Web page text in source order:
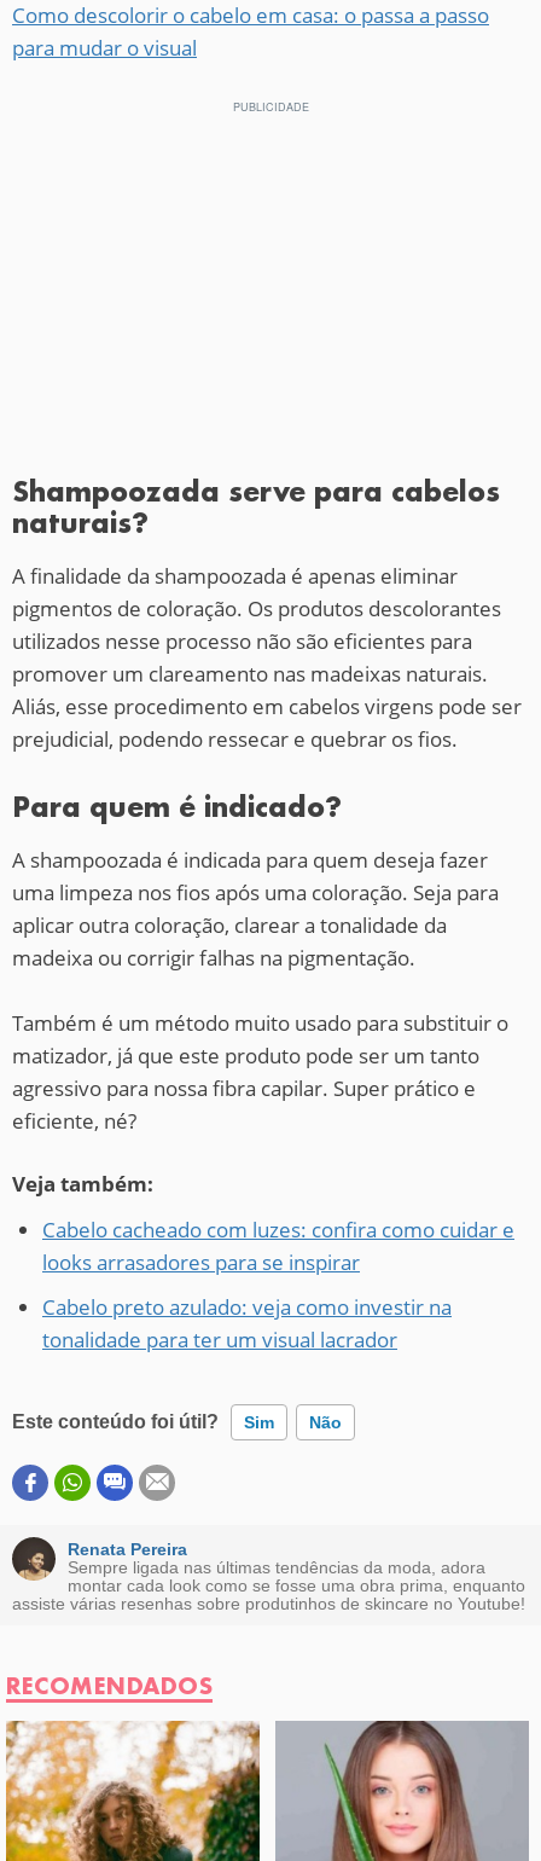
Como descolorir o cabelo em casa: o passa a passo
para mudar o visual
Shampoozada serve para cabelos
naturais?
A finalidade da shampoozada é apenas eliminar
pigmentos de coloração. Os produtos descolorantes
utilizados nesse processo não são eficientes para
promover um clareamento nas madeixas naturais.
Aliás, esse procedimento em cabelos virgens pode ser
prejudicial, podendo ressecar e quebrar os fios.
Para quem é indicado?
A shampoozada é indicada para quem deseja fazer
uma limpeza nos fios após uma coloração. Seja para
aplicar outra coloração, clarear a tonalidade da
madeixa ou corrigir falhas na pigmentação.
Também é um método muito usado para substituir o
matizador, já que este produto pode ser um tanto
agressivo para nossa fibra capilar. Super prático e
eficiente, né?
Veja também:
Cabelo cacheado com luzes: confira como cuidar e
looks arrasadores para se inspirar
Cabelo preto azulado: veja como investir na
tonalidade para ter um visual lacrador
Este conteúdo foi útil? Sim Não
Este conteúdo contém informação incorreta
Este conteúdo não tem a informação que procuro
Outro
Renata Pereira
Sempre ligada nas últimas tendências da moda, adora
montar cada look como se fosse uma obra prima, enquanto
assiste várias resenhas sobre produtinhos de skincare no Youtube!
RECOMENDADOS